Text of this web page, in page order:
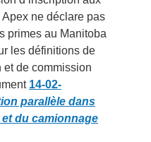
ne déclare pas
primes au Manitoba
les définitions de
et de commission
14-02-
parallèle dans
du camionnage